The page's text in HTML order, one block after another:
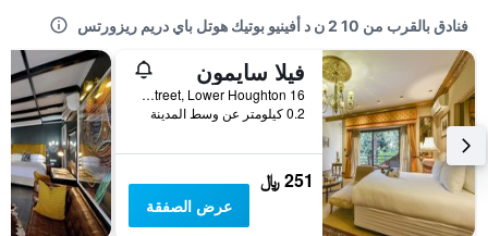
فنادق بالقرب من 10 2 ن د أفينيو بوتيك هوتل باي دريم ريزورتس
فيلا سايمون
16 West Street, Lower Houghton, جوهانسبرغ, محافظة غاوتينج, جنوب أفريقيا
0.2 كيلومتر عن وسط المدينة
251 ﷼
عرض الصفقة